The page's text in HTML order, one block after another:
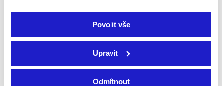
Povolit vše
Upravit
Odmítnout